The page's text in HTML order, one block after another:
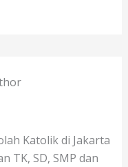
Katolik di Jakarta
TK, SD, SMP dan